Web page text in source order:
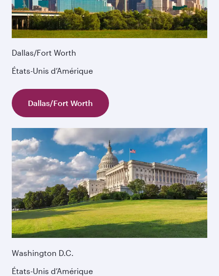
Dallas/Fort Worth
États-Unis d’Amérique
Dallas/Fort Worth
Washington D.C.
États-Unis d’Amérique